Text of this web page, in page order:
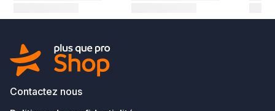
Contactez nous